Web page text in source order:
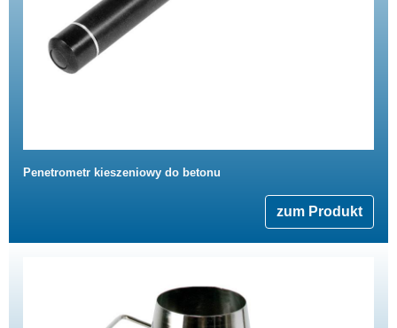
Penetrometr kieszeniowy do betonu
zum Produkt